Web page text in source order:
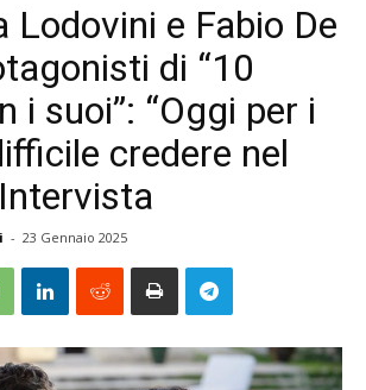
Lodovini e Fabio De
di “10
i suoi”: “Oggi per i
credere nel
- 23 Gennaio 2025